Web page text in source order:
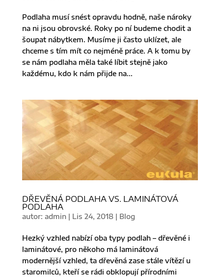
Podlaha musí snést opravdu hodně, naše nároky
na ni jsou obrovské. Roky po ní budeme chodit a
šoupat nábytkem. Musíme ji často uklízet, ale
chceme s tím mít co nejméně práce. A k tomu by
se nám podlaha měla také líbit stejně jako
každému, kdo k nám přijde na...
DŘEVĚNÁ PODLAHA VS. LAMINÁTOVÁ
PODLAHA
autor: admin| Lis 24, 2018| Blog
Hezký vzhled nabízí oba typy podlah – dřevěné i
laminátové, pro někoho má laminátová
modernější vzhled, ta dřevěná zase stále vítězí u
staromilců, kteří se rádi obklopují přírodními